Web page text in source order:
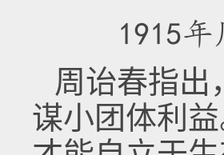
1915
周诒春指出
谋小团体利